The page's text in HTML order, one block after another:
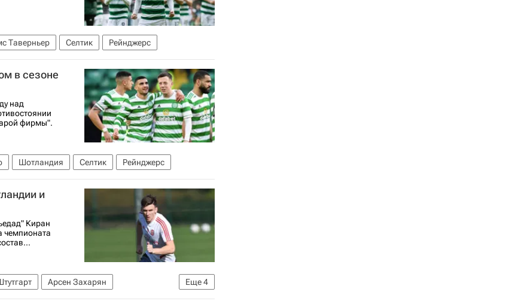
Таверньер Селтик Рейнджерс
в сезоне
над
фирмы".
Шотландия Селтик Рейнджерс
и
Киран
чемпионата
Еще4
Арсен Захарян
Ангус Ганн